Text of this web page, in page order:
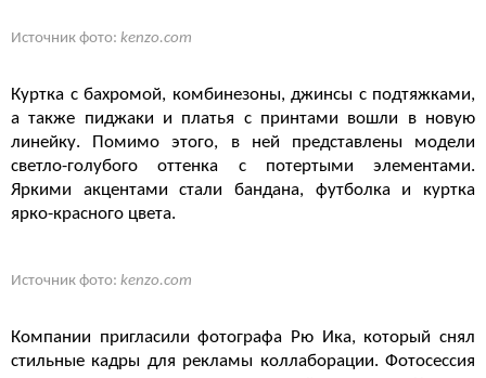
Источник фото: kenzo.com
Куртка с бахромой, комбинезоны, джинсы с подтяжками,
а также пиджаки и платья с принтами вошли в новую
линейку. Помимо этого, в ней представлены модели
светло-голубого оттенка с потертыми элементами.
Яркими акцентами стали бандана, футболка и куртка
ярко-красного цвета.
Источник фото: kenzo.com
Компании пригласили фотографа Рю Ика, который снял
стильные кадры для рекламы коллаборации. Фотосессия